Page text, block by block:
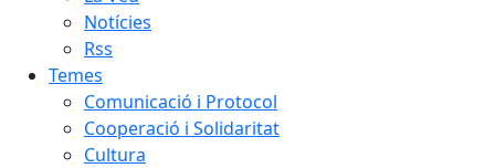
Notícies
Rss
Temes
Comunicació i Protocol
Cooperació i Solidaritat
Cultura